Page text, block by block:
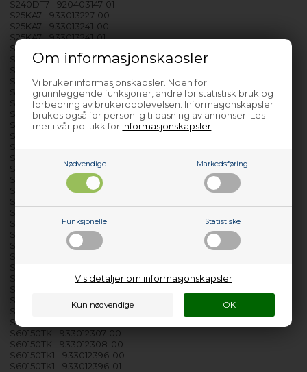
Om informasjonskapsler
Vi bruker informasjonskapsler. Noen for
grunnleggende funksjoner, andre for statistisk bruk og
forbedring av brukeropplevelsen. Informasjonskapsler
brukes også for personlig tilpasning av annonser. Les
mer i vår politikk for informasjonskapsler
Nødvendige Markedsføring
Funksjonelle Statistiske
Vis detaljer om informasjonskapsler
S240DT7 - 920403147-01
S25KA7 - 933013227-00
S25KA7 - 933013241-00
S25KA7 - 933013241-01
S25KA78 - 933013278-00
S25KA78 - 933013278-01
S25KA78 - 933013278-02
S260KG - 925022050-00
S265KG - 925022051-00
S26KA7 - 933003450-00
S26KA7 - 933003458-00
S26KA78 - 933003469-00
S26KA78 - 933003469-01
S26KA78 - 933003469-02
S26KA78 - 933003469-03
S26KA78 - 933003469-04
S305KG - 925022258-00
S306KGEX - 925022265-00
S40130TK - 923520581-00
S40140TK - 923504764-00
S40150TK - 933012309-00
S40200DT - 920403545-00
S40200DT - 920403545-02
S40200DT8 - 920403560-00
S40200DT8 - 920403560-01
S40250KA - 933003451-00
S40322KG - 925931600-00
S44130TK - 923545780-00
S44130TK - 923545781-00
S44140TK - 933012093-01
S60150TK - 933012307-00
S60150TK - 933012308-00
S60150TK1 - 933012396-00
S60150TK1 - 933012396-01